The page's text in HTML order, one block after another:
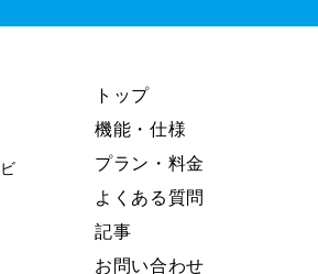
トップ
機能・仕様
プラン・料金
よくある質問
記事
お問い合わせ